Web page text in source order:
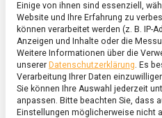
Einige von ihnen sind essenziell,
Website und Ihre Erfahrung zu
können verarbeitet werden (z. B. IP-
Anzeigen und Inhalte oder die
Weitere Informationen über die
unserer Datenschutzerklärung. Es
Verarbeitung Ihrer Daten
Sie können Ihre Auswahl jederzeit
anpassen. Bitte beachten Sie, dass
Einstellungen möglicherweise nicht